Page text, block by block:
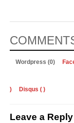
Wordpress (0)
) Disqus ( )
Leave a Reply